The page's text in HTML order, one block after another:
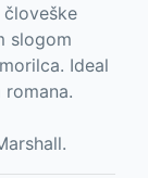
človeške
slogom
Ideal